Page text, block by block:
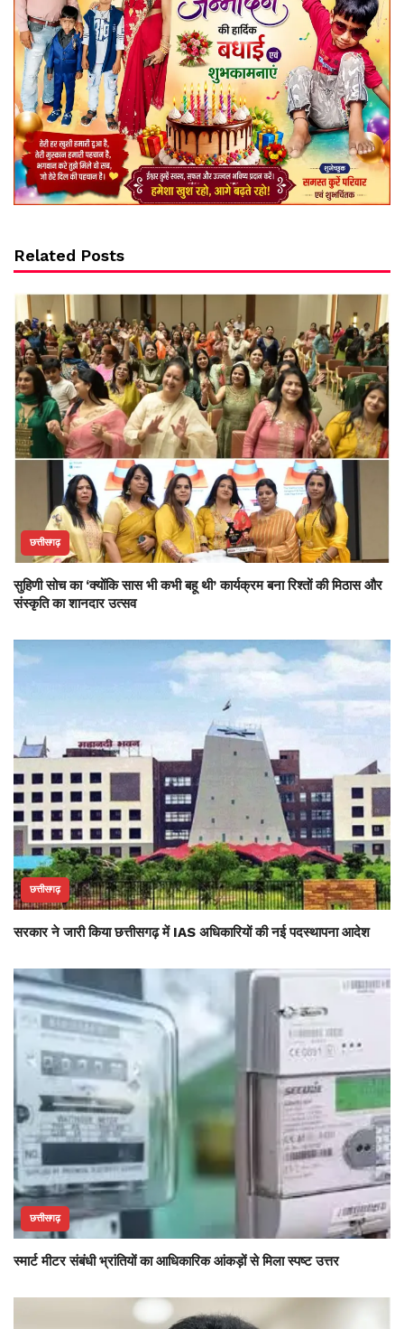
Related Posts
छत्तीसगढ़
सुहिणी सोच का ‘क्योंकि सास भी कभी बहू थी’ कार्यक्रम बना रिश्तों की मिठास और
संस्कृति का शानदार उत्सव
छत्तीसगढ़
सरकार ने जारी किया छत्तीसगढ़ में IAS अधिकारियों की नई पदस्थापना आदेश
छत्तीसगढ़
स्मार्ट मीटर संबंधी भ्रांतियों का आधिकारिक आंकड़ों से मिला स्पष्ट उत्तर